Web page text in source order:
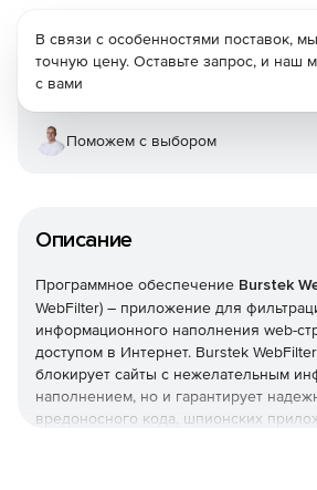
Описание
Программное обеспечение Burstek
WebFilter) – приложение для
информационного наполнения web-
доступом в Интернет. Burstek
блокирует сайты с нежелательным
наполнением, но и гарантирует
вредоносного кода, шпионских
В связи с особенностями поставок,
точную цену. Оставьте запрос, и наш
с вами
Поможем с выбором